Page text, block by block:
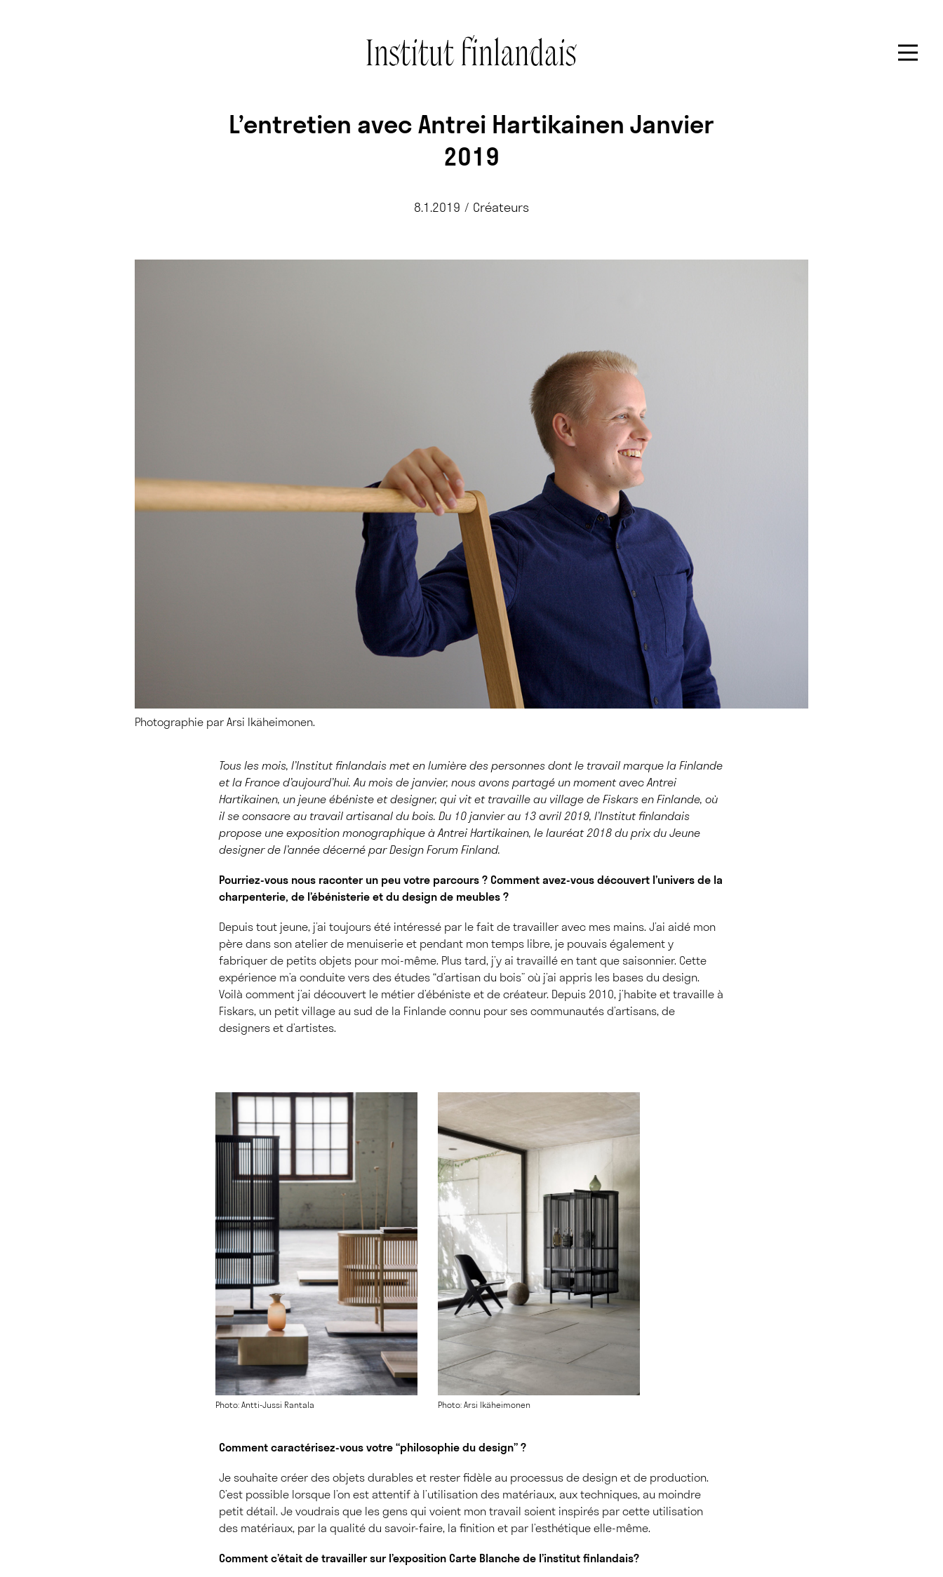
L’entretien avec Antrei Hartikainen Janvier
2019
8.1.2019 / Créateurs
Photographie par Arsi Ikäheimonen.
Tous les mois, l’Institut finlandais met en lumière des personnes dont le travail marque la Finlande
et la France d’aujourd’hui. Au mois de janvier, nous avons partagé un moment avec Antrei
Hartikainen, un jeune ébéniste et designer, qui vit et travaille au village de Fiskars en Finlande, où
il se consacre au travail artisanal du bois. Du 10 janvier au 13 avril 2019, l’Institut finlandais
propose une exposition monographique à Antrei Hartikainen, le lauréat 2018 du prix du Jeune
designer de l’année décerné par Design Forum Finland.
Pourriez-vous nous raconter un peu votre parcours ? Comment avez-vous découvert l’univers de la
charpenterie, de l’ébénisterie et du design de meubles ?
Depuis tout jeune, j’ai toujours été intéressé par le fait de travailler avec mes mains. J’ai aidé mon
père dans son atelier de menuiserie et pendant mon temps libre, je pouvais également y
fabriquer de petits objets pour moi-même. Plus tard, j’y ai travaillé en tant que saisonnier. Cette
expérience m’a conduite vers des études “d’artisan du bois” où j’ai appris les bases du design.
Voilà comment j’ai découvert le métier d’ébéniste et de créateur. Depuis 2010, j’habite et travaille à
Fiskars, un petit village au sud de la Finlande connu pour ses communautés d’artisans, de
designers et d’artistes.
Photo: Antti-Jussi Rantala Photo: Arsi Ikäheimonen
Comment caractérisez-vous votre “philosophie du design” ?
Je souhaite créer des objets durables et rester fidèle au processus de design et de production.
C’est possible lorsque l’on est attentif à l’utilisation des matériaux, aux techniques, au moindre
petit détail. Je voudrais que les gens qui voient mon travail soient inspirés par cette utilisation
des matériaux, par la qualité du savoir-faire, la finition et par l’esthétique elle-même.
Comment c’était de travailler sur l’exposition Carte Blanche de l’institut finlandais?